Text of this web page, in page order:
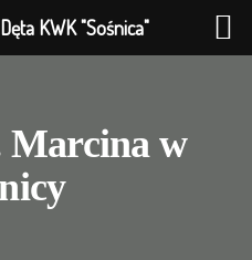
Marcina w
KWK "Sośnica"